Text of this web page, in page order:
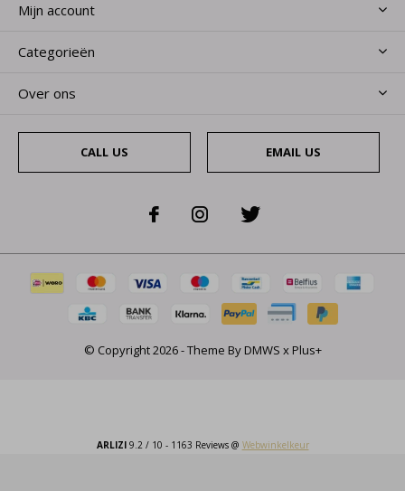
Mijn account
Categorieën
Over ons
CALL US EMAIL US
© Copyright2026- Theme ByDMWS xPlus+
ARLIZI9.2/ 10 - 1163 Reviews @ Webwinkelkeur